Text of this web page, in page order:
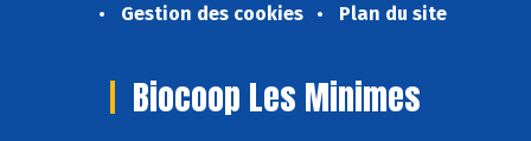
Gestion des cookies
Plan du site
Biocoop Les Minimes